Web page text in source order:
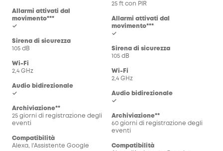
Allarmi attivati dal
movimento***
✓
Sirena di sicurezza
105 dB
Wi-Fi
2,4 GHz
Audio bidirezionale
✓
Archiviazione**
25 giorni di registrazione degli
eventi
Compatibilità
Alexa, l'Assistente Google
25 ft con PIR
Allarmi attivati dal
movimento***
✓
Sirena di sicurezza
105 dB
Wi-Fi
2,4 GHz
Audio bidirezionale
✓
Archiviazione**
60 giorni di registrazione degli
eventi
Compatibilità